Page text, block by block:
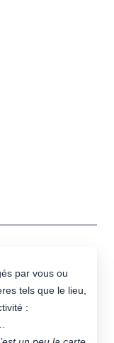
par vous ou
tels que le lieu,
: